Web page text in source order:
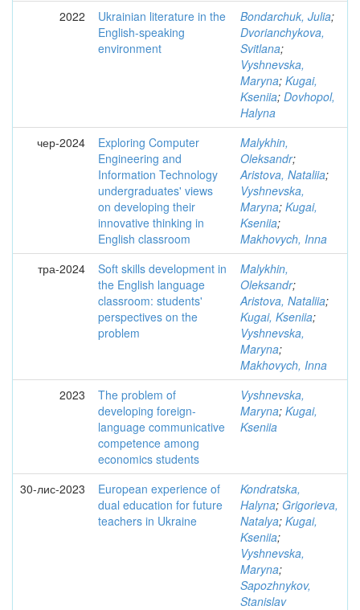
2022
Ukrainian literature in the
English-speaking
environment
Bondarchuk, Julia;
Dvorianchykova,
Svitlana;
Vyshnevska,
Maryna; Kugai,
Kseniia; Dovhopol,
Halyna
чер-2024
Exploring Computer
Engineering and
Information Technology
undergraduates' views
on developing their
innovative thinking in
English classroom
Malykhin,
Oleksandr;
Aristova, Nataliia;
Vyshnevska,
Maryna; Kugai,
Kseniia;
Makhovych, Inna
тра-2024
Soft skills development in
the English language
classroom: students'
perspectives on the
problem
Malykhin,
Oleksandr;
Aristova, Nataliia;
Kugai, Kseniia;
Vyshnevska,
Maryna;
Makhovych, Inna
2023
The problem of
developing foreign-
language communicative
competence among
economics students
Vyshnevska,
Maryna; Kugai,
Kseniia
30-лис-2023
European experience of
dual education for future
teachers in Ukraine
Kondratska,
Halyna; Grigorieva,
Natalya; Kugai,
Kseniia;
Vyshnevska,
Maryna;
Sapozhnykov,
Stanislav